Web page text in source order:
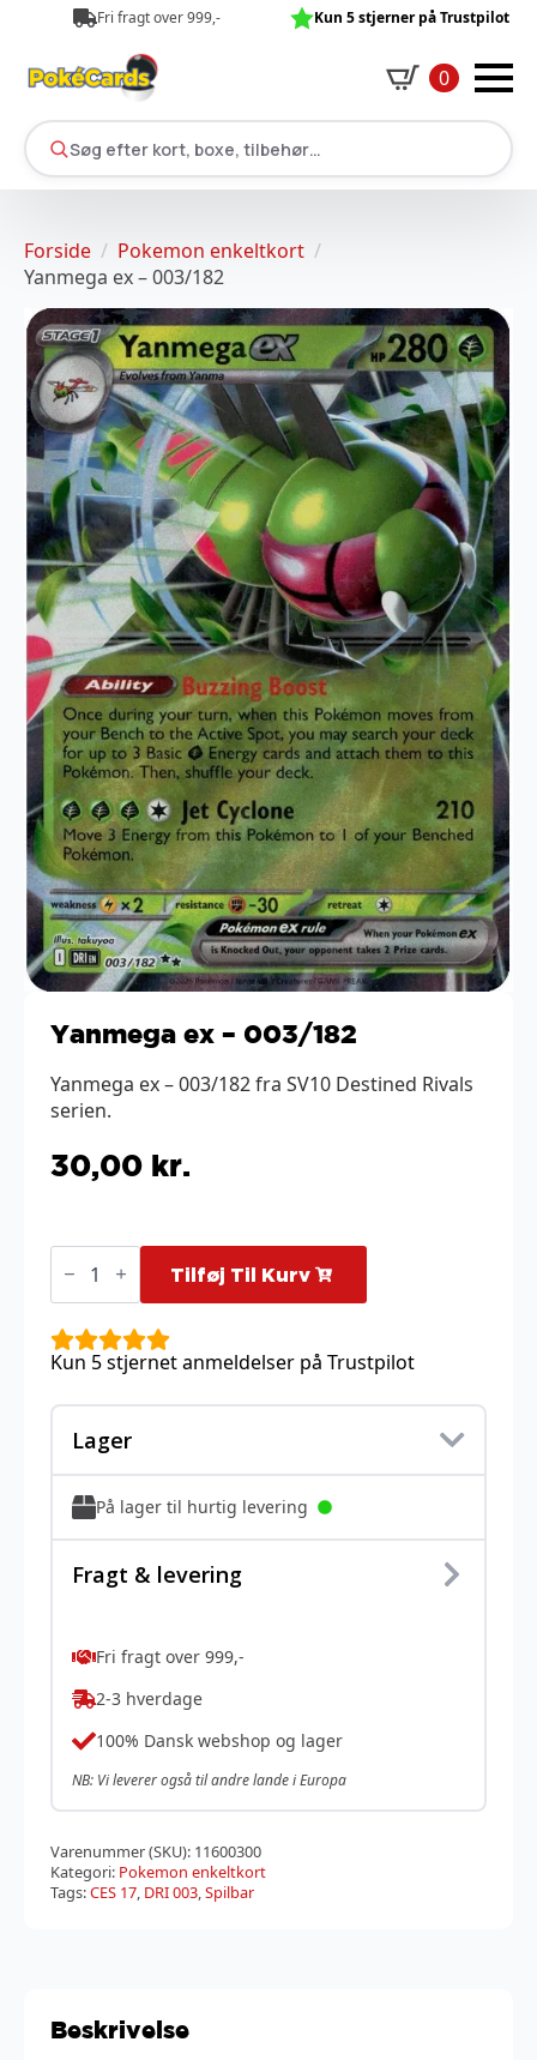
Fri fragt over 999,- Kun 5 stjerner på Trustpilot
0
Søg efter kort, boxe, tilbehør…
Forside
Pokemon enkeltkort
Yanmega ex – 003/182
Yanmega ex – 003/182
Yanmega ex – 003/182 fra SV10 Destined Rivals
serien.
30,00 kr.
Yanmega
ex
003/182
antal
Tilføj Til Kurv
Kun 5 stjernet anmeldelser på Trustpilot
Lager
På lager til hurtig levering
Fragt & levering
Fri fragt over 999,-
2-3 hverdage
100% Dansk webshop og lager
NB: Vi leverer også til andre lande i Europa
Varenummer (SKU): 11600300
Kategori: Pokemon enkeltkort
Tags:CES 17, DRI 003,Spilbar
Beskrivelse